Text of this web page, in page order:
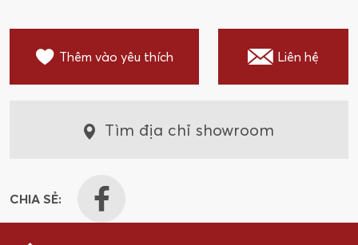
Thêm vào yêu thích Liên hệ
Tìm địa chỉ showroom
CHIA SẺ: